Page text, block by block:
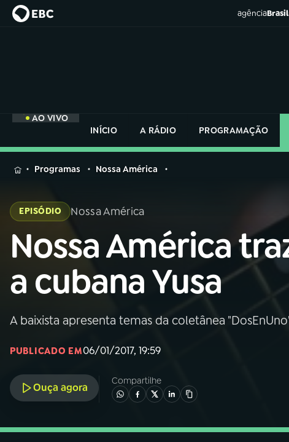
agênciaBrasil
AO VIVO
INÍCIO
A RÁDIO PROGRAMAÇÃO
MENU
Buscar
na
Rádio
Nacional
02A RÁDIO
03PROGRAMAÇÃO
04PROGRAMAS
na
Rádio
Programas Nossa América
EPISÓDIO Nossa América
Nossa América
a cubana Yusa
A baixista apresenta temas da coletânea
PUBLICADO EM06/01/2017, 19:59
Ouça agora
Compartilhe